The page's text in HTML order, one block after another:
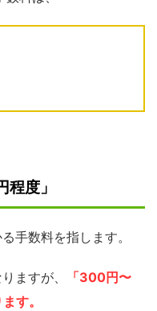
度」
手数料を指します。
ますが、
「300円〜
す。